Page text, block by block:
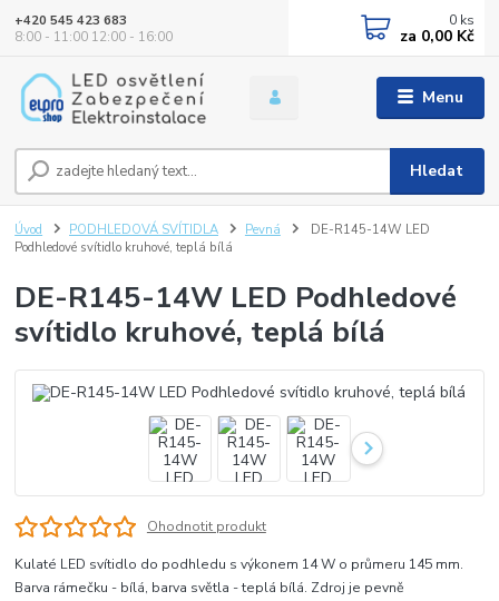
Menu
Hledat
+420 545 423 683
8:00 - 11:00 12:00 - 16:00
0 ks
za 0,00 Kč
Úvod PODHLEDOVÁ SVÍTIDLA Pevná
DE-R145-14W LED
Podhledové svítidlo kruhové, teplá bílá
DE-R145-14W LED Podhledové
svítidlo kruhové, teplá bílá
Ohodnotit produkt
Kulaté LED svítidlo do podhledu s výkonem 14 W o průmeru 145 mm.
Barva rámečku - bílá, barva světla - teplá bílá. Zdroj je pevně